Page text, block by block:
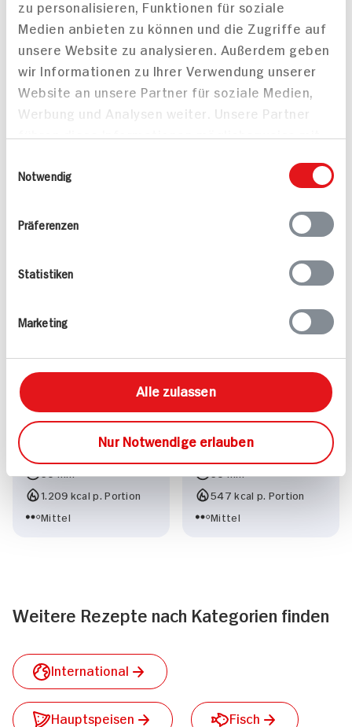
zu personalisieren, Funktionen für soziale
Medien anbieten zu können und die Zugriffe auf
unsere Website zu analysieren. Außerdem geben
wir Informationen zu Ihrer Verwendung unserer
Website an unsere Partner für soziale Medien,
Werbung und Analysen weiter. Unsere Partner
bereitgestellt haben oder die sie im Rahmen
Notwendig
Präferenzen
Statistiken
Marketing
Alle zulassen
Nur Notwendige erlauben
Alle Rezepte Mehr
15 min
Leicht
Kasseler in Dunkelbier-
1.043 kcal p. Portion
Gegrillte Forelle
1.209 kcal p. Portion
Mittel
Fischeintopf mit
547 kcal p. Portion
Mittel
Weitere Rezepte nach Kategorien finden
International
Hauptspeisen Fisch